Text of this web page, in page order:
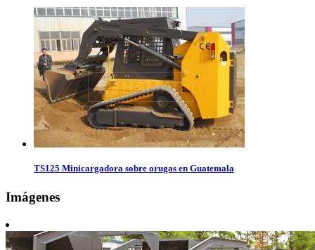
TS125 Minicargadora sobre orugas en Guatemala
Imágenes